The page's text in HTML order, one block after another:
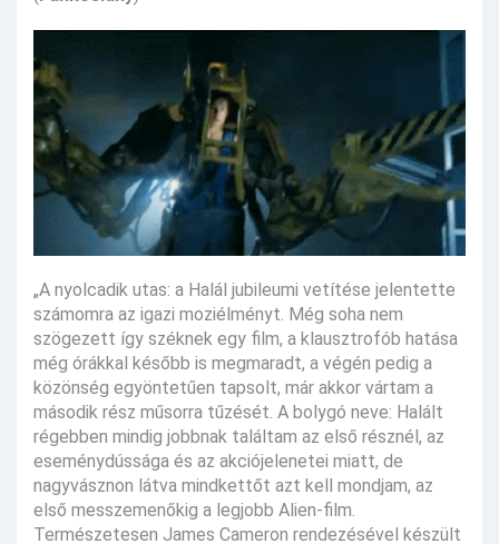
„A nyolcadik utas: a Halál jubileumi vetítése jelentette
számomra az igazi moziélményt. Még soha nem
szögezett így széknek egy film, a klausztrofób hatása
még órákkal később is megmaradt, a végén pedig a
közönség egyöntetűen tapsolt, már akkor vártam a
második rész műsorra tűzését. A bolygó neve: Halált
régebben mindig jobbnak találtam az első résznél, az
eseménydússága és az akciójelenetei miatt, de
nagyvásznon látva mindkettőt azt kell mondjam, az
első messzemenőkig a legjobb Alien-film.
Természetesen James Cameron rendezésével készült